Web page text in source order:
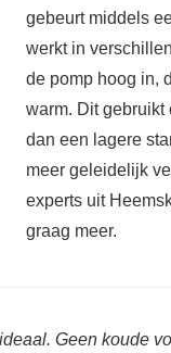
gebeurt middels
werkt in
de pomp hoog in,
warm. Dit gebruikt
dan een lagere
meer geleidelijk
experts uit
graag meer.
Geen koude